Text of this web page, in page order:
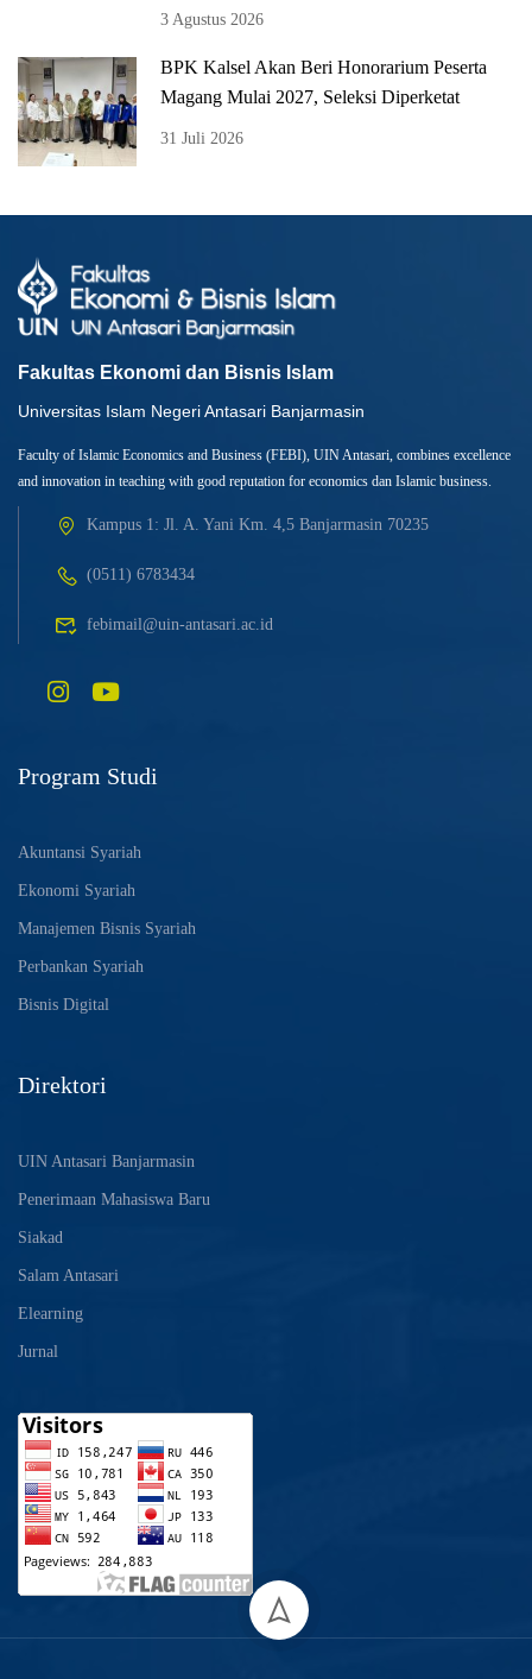
3 Agustus 2026
BPK Kalsel Akan Beri Honorarium Peserta
Magang Mulai 2027, Seleksi Diperketat
31 Juli 2026
Fakultas Ekonomi dan Bisnis Islam
Universitas Islam Negeri Antasari Banjarmasin
Faculty of Islamic Economics and Business (FEBI), UIN Antasari, combines excellence
and innovation in teaching with good reputation for economics dan Islamic business.
Kampus 1: Jl. A. Yani Km. 4,5 Banjarmasin 70235
(0511) 6783434
febimail@uin-antasari.ac.id
Program Studi
Akuntansi Syariah
Ekonomi Syariah
Manajemen Bisnis Syariah
Perbankan Syariah
Bisnis Digital
Direktori
UIN Antasari Banjarmasin
Penerimaan Mahasiswa Baru
Siakad
Salam Antasari
Elearning
Jurnal